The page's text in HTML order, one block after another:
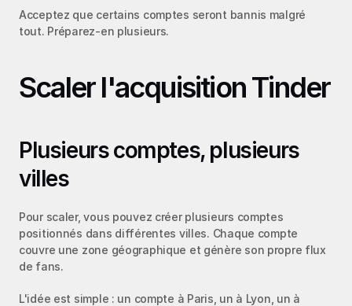
Acceptez que certains comptes seront bannis malgré
tout. Préparez-en plusieurs.
Scaler l'acquisition Tinder
Plusieurs comptes, plusieurs
villes
Pour scaler, vous pouvez créer plusieurs comptes
positionnés dans différentes villes. Chaque compte
couvre une zone géographique et génère son propre flux
de fans.
L'idée est simple : un compte à Paris, un à Lyon, un à